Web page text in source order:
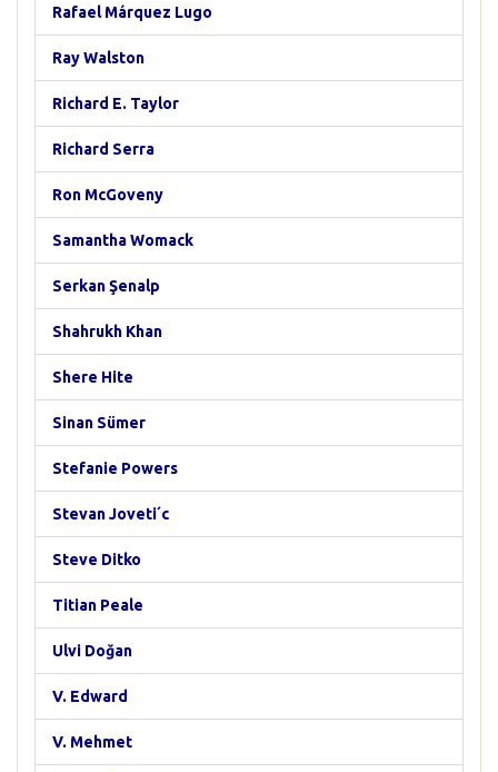
Rafael Márquez Lugo
Ray Walston
Richard E. Taylor
Richard Serra
Ron McGoveny
Samantha Womack
Serkan Şenalp
Shahrukh Khan
Shere Hite
Sinan Sümer
Stefanie Powers
Stevan Joveti´c
Steve Ditko
Titian Peale
Ulvi Doğan
V. Edward
V. Mehmet